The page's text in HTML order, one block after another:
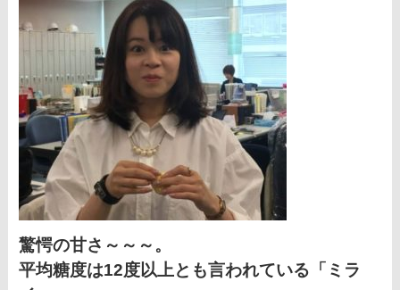
驚愕の甘さ～～～。
平均糖度は12度以上とも言われている「ミラ